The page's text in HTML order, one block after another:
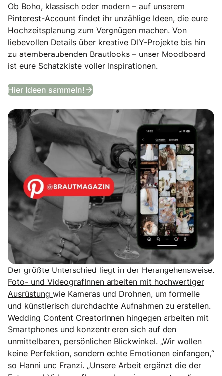
Ob Boho, klassisch oder modern – auf unserem
Pinterest-Account findet ihr unzählige Ideen, die eure
Hochzeitsplanung zum Vergnügen machen. Von
liebevollen Details über kreative DIY-Projekte bis hin
zu atemberaubenden Brautlooks – unser Moodboard
ist eure Schatzkiste voller Inspirationen.
Hier Ideen sammeln! Entdeckt unser Hochzeits-
Der größte Unterschied liegt in der Herangehensweise.
Foto- und VideografInnen arbeiten mit hochwertiger
Ausrüstung wie Kameras und Drohnen, um formelle
und künstlerisch durchdachte Aufnahmen zu erstellen.
Wedding Content CreatorInnen hingegen arbeiten mit
Smartphones und konzentrieren sich auf den
unmittelbaren, persönlichen Blickwinkel. „Wir wollen
keine Perfektion, sondern echte Emotionen einfangen,“
so Hanni und Franzi. „Unsere Arbeit ergänzt die der